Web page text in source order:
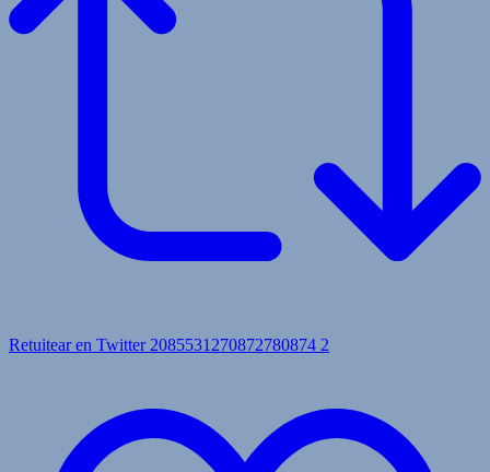
Retuitear en Twitter 2085531270872780874 2